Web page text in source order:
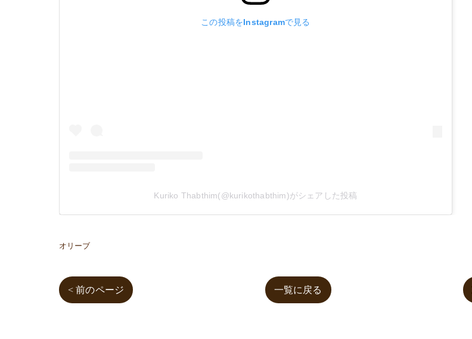
この投稿をInstagramで見る
Kuriko Thabthim(@kurikothabthim)がシェアした投稿
オリーブ
< 前のページ 一覧に戻る